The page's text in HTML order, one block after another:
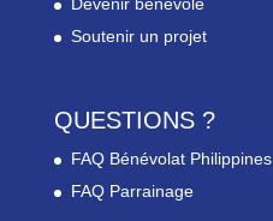
Soutenir un projet
QUESTIONS ?
FAQ Bénévolat Philippines
FAQ Parrainage